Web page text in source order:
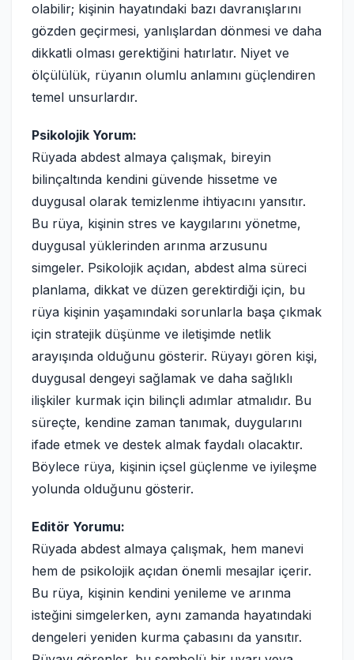
olabilir; kişinin hayatındaki bazı davranışlarını
gözden geçirmesi, yanlışlardan dönmesi ve daha
dikkatli olması gerektiğini hatırlatır. Niyet ve
ölçülülük, rüyanın olumlu anlamını güçlendiren
temel unsurlardır.
Psikolojik Yorum:
Rüyada abdest almaya çalışmak, bireyin
bilinçaltında kendini güvende hissetme ve
duygusal olarak temizlenme ihtiyacını yansıtır.
Bu rüya, kişinin stres ve kaygılarını yönetme,
duygusal yüklerinden arınma arzusunu
simgeler. Psikolojik açıdan, abdest alma süreci
planlama, dikkat ve düzen gerektirdiği için, bu
rüya kişinin yaşamındaki sorunlarla başa çıkmak
için stratejik düşünme ve iletişimde netlik
arayışında olduğunu gösterir. Rüyayı gören kişi,
duygusal dengeyi sağlamak ve daha sağlıklı
ilişkiler kurmak için bilinçli adımlar atmalıdır. Bu
süreçte, kendine zaman tanımak, duygularını
ifade etmek ve destek almak faydalı olacaktır.
Böylece rüya, kişinin içsel güçlenme ve iyileşme
yolunda olduğunu gösterir.
Editör Yorumu:
Rüyada abdest almaya çalışmak, hem manevi
hem de psikolojik açıdan önemli mesajlar içerir.
Bu rüya, kişinin kendini yenileme ve arınma
isteğini simgelerken, aynı zamanda hayatındaki
dengeleri yeniden kurma çabasını da yansıtır.